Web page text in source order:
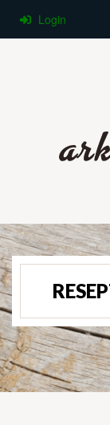
Login